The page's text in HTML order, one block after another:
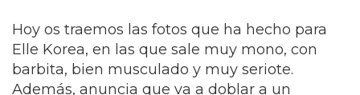
Hoy os traemos las fotos que ha hecho para
Elle Korea, en las que sale muy mono, con
barbita, bien musculado y muy seriote.
Además, anuncia que va a doblar a un